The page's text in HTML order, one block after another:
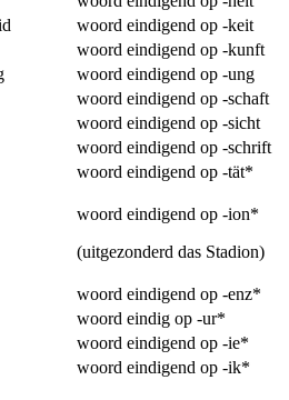
woord eindigend op -keit
woord eindigend op -kunft
woord eindigend op -ung
woord eindigend op -schaft
woord eindigend op -sicht
woord eindigend op -schrift
woord eindigend op -tät*
woord eindigend op -ion*
(uitgezonderd das Stadion)
woord eindigend op -enz*
woord eindig op -ur*
woord eindigend op -ie*
woord eindigend op -ik*